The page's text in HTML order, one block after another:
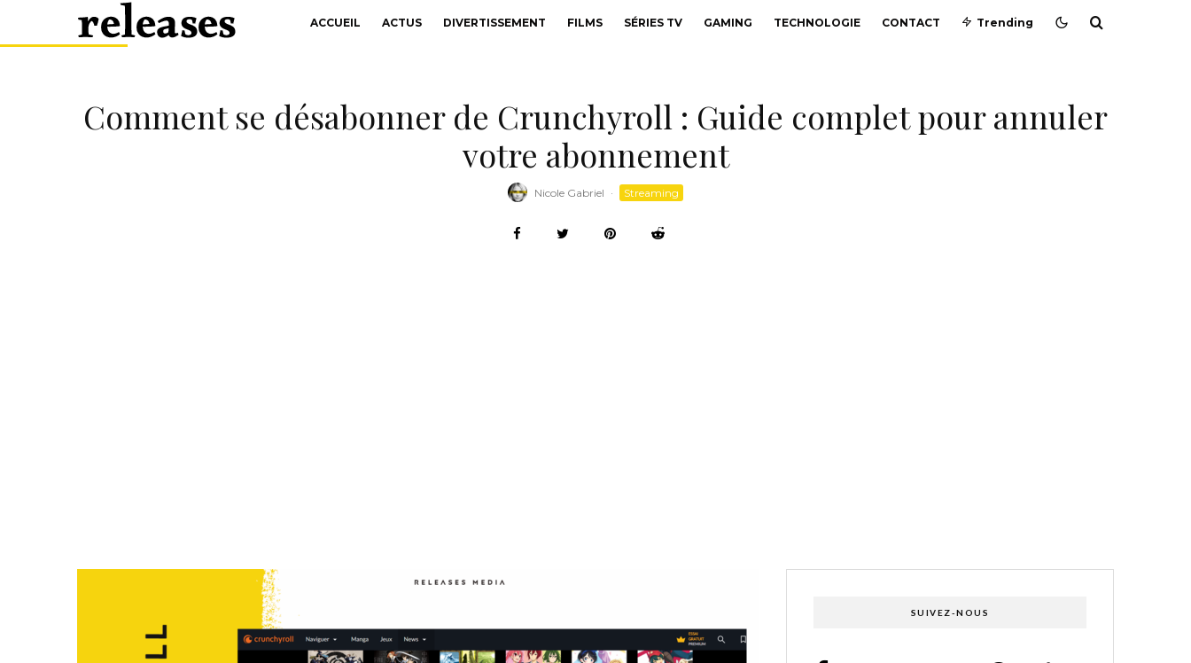
ACCUEIL ACTUS DIVERTISSEMENT FILMS SÉRIES TV GAMING TECHNOLOGIE CONTACT Trending
Comment se désabonner de Crunchyroll : Guide complet pour annuler
votre abonnement
Nicole Gabriel · Streaming
SUIVEZ-NOUS